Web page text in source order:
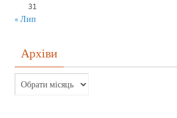
31
« Лип
Архіви